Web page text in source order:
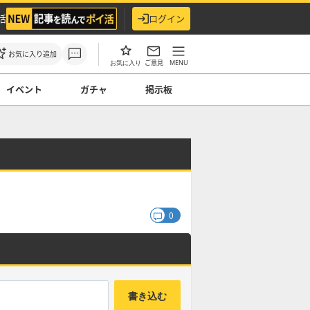
ログイン
お気に入り追加
お気に入り ご意見 MENU
イベント ガチャ 掲示板
0
書き込む